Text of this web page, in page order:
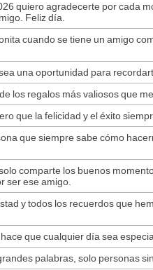
quiero agradecerte por cada
Feliz día.
cuando se tiene un amigo
una oportunidad para
los regalos más valiosos que
que la felicidad y el éxito
que siempre sabe cómo
comparte los buenos
ser ese amigo.
y todos los recuerdos que
que cualquier día sea
palabras, solo personas